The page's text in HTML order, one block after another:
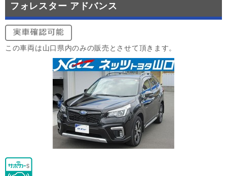
フォレスター アドバンス
この車両は山口県内のみの販売とさせて頂きます。